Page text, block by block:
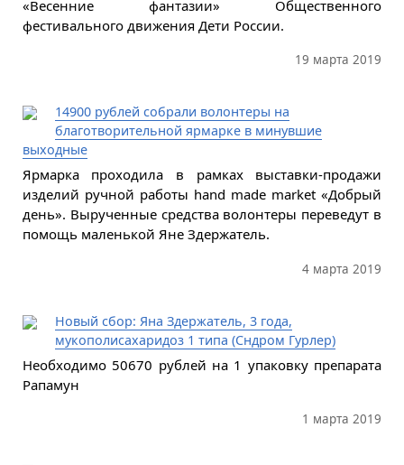
«Весенние фантазии» Общественного
фестивального движения Дети России.
19 марта 2019
14900 рублей собрали волонтеры на
благотворительной ярмарке в минувшие
выходные
Ярмарка проходила в рамках выставки-продажи
изделий ручной работы hand made market «Добрый
день». Вырученные средства волонтеры переведут в
помощь маленькой Яне Здержатель.
4 марта 2019
Новый сбор: Яна Здержатель, 3 года,
мукополисахаридоз 1 типа (Сндром Гурлер)
Необходимо 50670 рублей на 1 упаковку препарата
Рапамун
1 марта 2019